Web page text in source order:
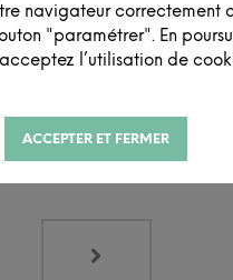
navigateur correctement
"paramétrer". En
l’utilisation de
ACCEPTER ET FERMER